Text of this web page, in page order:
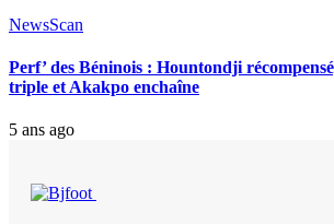
NewsScan
Perf’ des Béninois : Hountondji
triple et Akakpo enchaîne
5 ans ago